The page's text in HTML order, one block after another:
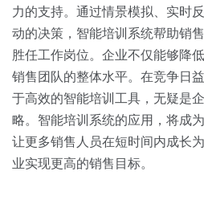
力的支持。通过情景模拟、实时
动的决策，智能培训系统帮助销
胜任工作岗位。企业不仅能够降
销售团队的整体水平。在竞争日
于高效的智能培训工具，无疑是
略。智能培训系统的应用，将成
让更多销售人员在短时间内成长
业实现更高的销售目标。